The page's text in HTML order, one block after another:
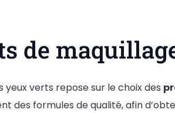
de
verts repose sur le choix des
des formules de qualité, afin